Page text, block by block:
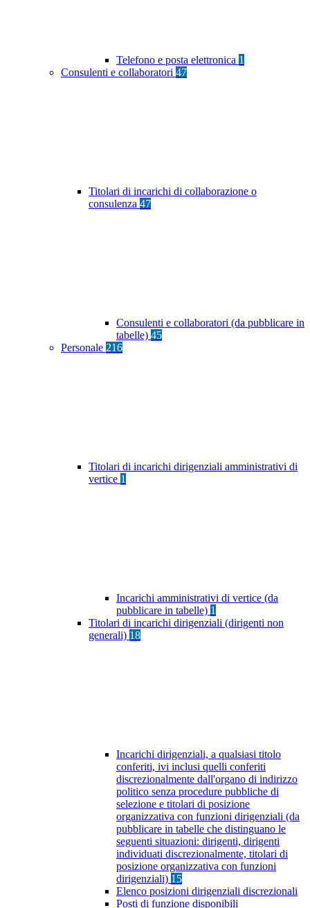
Telefono e posta elettronica 1
Consulenti e collaboratori 47
Titolari di incarichi di collaborazione o
consulenza 47
Consulenti e collaboratori (da pubblicare in
tabelle) 45
Personale 216
Titolari di incarichi dirigenziali amministrativi di
vertice 1
Incarichi amministrativi di vertice (da
pubblicare in tabelle) 1
Titolari di incarichi dirigenziali (dirigenti non
generali) 18
Incarichi dirigenziali, a qualsiasi titolo
conferiti, ivi inclusi quelli conferiti
discrezionalmente dall'organo di indirizzo
politico senza procedure pubbliche di
selezione e titolari di posizione
organizzativa con funzioni dirigenziali (da
pubblicare in tabelle che distinguano le
seguenti situazioni: dirigenti, dirigenti
individuati discrezionalmente, titolari di
posizione organizzativa con funzioni
dirigenziali) 15
Elenco posizioni dirigenziali discrezionali
Posti di funzione disponibili